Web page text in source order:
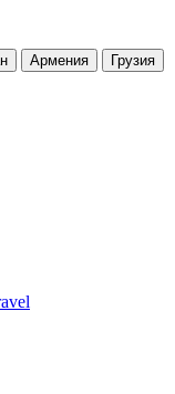
Армения
Грузия